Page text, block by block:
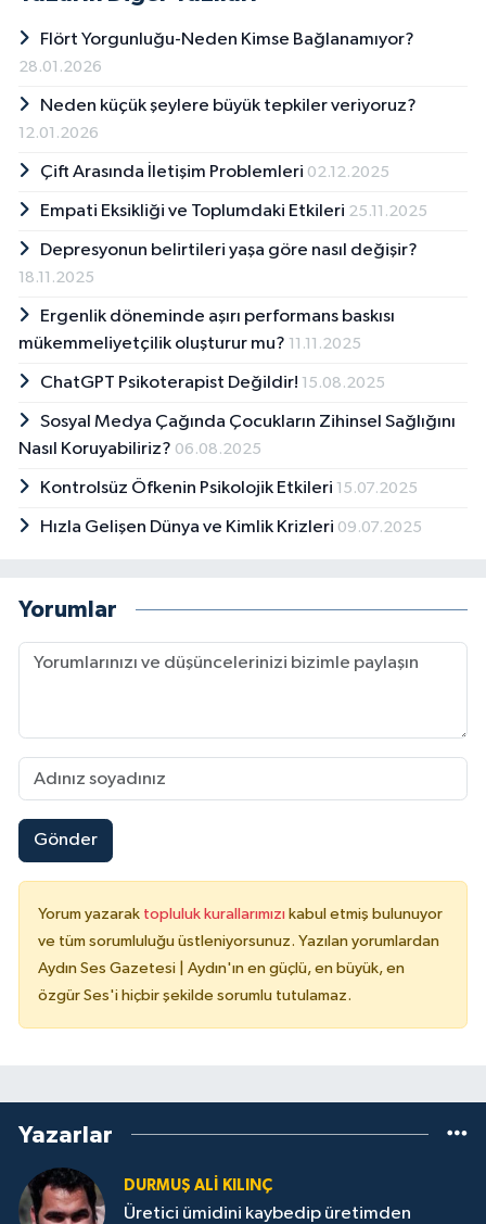
Flört Yorgunluğu-Neden Kimse Bağlanamıyor?
28.01.2026
Neden küçük şeylere büyük tepkiler veriyoruz?
12.01.2026
Çift Arasında İletişim Problemleri 02.12.2025
Empati Eksikliği ve Toplumdaki Etkileri 25.11.2025
Depresyonun belirtileri yaşa göre nasıl değişir?
18.11.2025
Ergenlik döneminde aşırı performans baskısı
mükemmeliyetçilik oluşturur mu? 11.11.2025
ChatGPT Psikoterapist Değildir! 15.08.2025
Sosyal Medya Çağında Çocukların Zihinsel Sağlığını
Nasıl Koruyabiliriz? 06.08.2025
Kontrolsüz Öfkenin Psikolojik Etkileri 15.07.2025
Hızla Gelişen Dünya ve Kimlik Krizleri 09.07.2025
Yorumlar
Gönder
Yorum yazarak topluluk kurallarımızı kabul etmiş bulunuyor
ve tüm sorumluluğu üstleniyorsunuz. Yazılan yorumlardan
Aydın Ses Gazetesi | Aydın'ın en güçlü, en büyük, en
özgür Ses'i hiçbir şekilde sorumlu tutulamaz.
Yazarlar
DURMUŞ ALI KILINÇ
Üretici ümidini kaybedip üretimden